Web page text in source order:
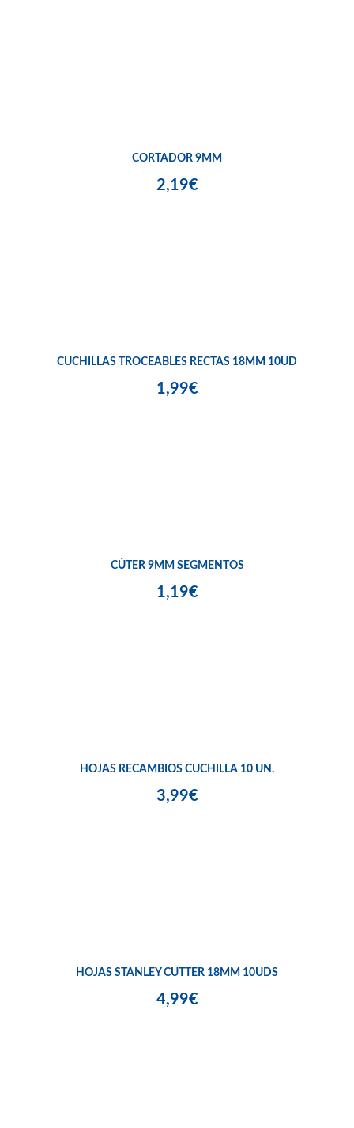
CORTADOR 9MM
2,19€
CUCHILLAS TROCEABLES RECTAS 18MM 10UD
1,99€
CÚTER 9MM SEGMENTOS
1,19€
HOJAS RECAMBIOS CUCHILLA 10 UN.
3,99€
HOJAS STANLEY CUTTER 18MM 10UDS
4,99€